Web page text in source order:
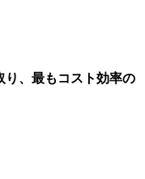
り、最もコスト効率の